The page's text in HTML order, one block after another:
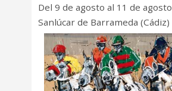
Del 9 de agosto al 11 de agosto
Sanlúcar de Barrameda (Cádiz)